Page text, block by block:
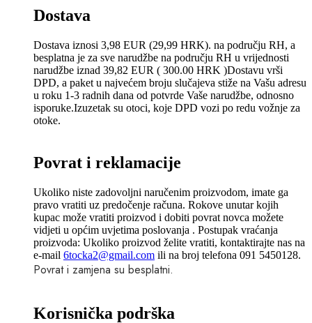
Dostava
Dostava iznosi 3,98 EUR (29,99 HRK). na području RH, a
besplatna je za sve narudžbe na području RH u vrijednosti
narudžbe iznad 39,82 EUR ( 300.00 HRK )Dostavu vrši
DPD, a paket u najvećem broju slučajeva stiže na Vašu adresu
u roku 1-3 radnih dana od potvrde Vaše narudžbe, odnosno
isporuke.Izuzetak su otoci, koje DPD vozi po redu vožnje za
otoke.
Povrat i reklamacije
Ukoliko niste zadovoljni naručenim proizvodom, imate ga
pravo vratiti uz predočenje računa. Rokove unutar kojih
kupac može vratiti proizvod i dobiti povrat novca možete
vidjeti u općim uvjetima poslovanja . Postupak vraćanja
proizvoda: Ukoliko proizvod želite vratiti, kontaktirajte nas na
e-mail 6tocka2@gmail.com ili na broj telefona 091 5450128.
Povrat i zamjena su besplatni.
Korisnička podrška